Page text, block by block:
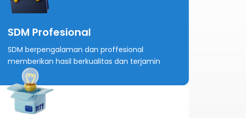
SDM Profesional
SDM berpengalaman dan proffesional
memberikan hasil berkualitas dan terjamin